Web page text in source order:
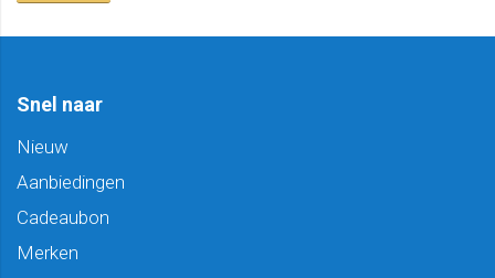
Snel naar
Nieuw
Aanbiedingen
Cadeaubon
Merken